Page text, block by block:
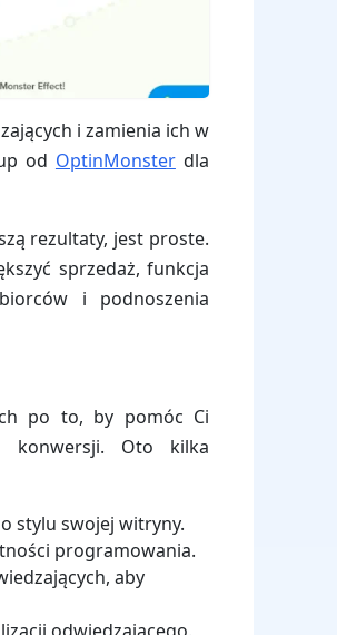
i zamienia ich w
od OptinMonsterdla
rezultaty, jest proste.
sprzedaż, funkcja
i podnoszenia
po to, by pomóc Ci
konwersji. Oto kilka
stylu swojej witryny.
programowania.
aby